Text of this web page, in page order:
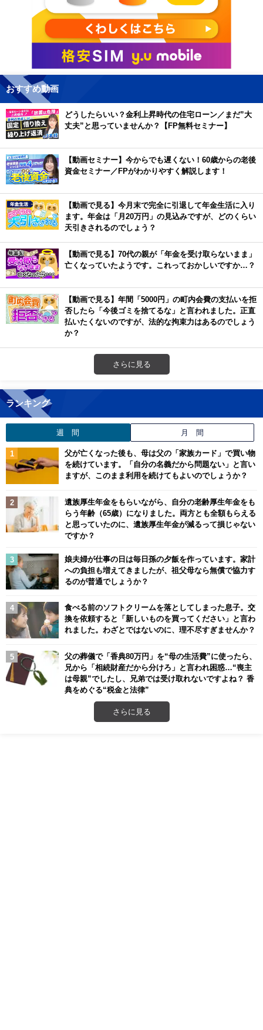
おすすめ動画
どうしたらいい？金利上昇時代の住宅ローン／まだ”大
丈夫”と思っていませんか？【FP無料セミナー】
【動画セミナー】今からでも遅くない！60歳からの老後
資金セミナー／FPがわかりやすく解説します！
【動画で見る】今月末で完全に引退して年金生活に入り
ます。年金は「月20万円」の見込みですが、どのくらい
天引きされるのでしょう？
【動画で見る】70代の親が「年金を受け取らないまま」
亡くなっていたようです。これっておかしいですか…？
【動画で見る】年間「5000円」の町内会費の支払いを拒
否したら「今後ゴミを捨てるな」と言われました。正直
払いたくないのですが、法的な拘束力はあるのでしょう
か？
さらに見る
ランキング
週 間 月 間
父が亡くなった後も、母は父の「家族カード」で買い物
を続けています。「自分の名義だから問題ない」と言い
ますが、このまま利用を続けてもよいのでしょうか？
遺族厚生年金をもらいながら、自分の老齢厚生年金をも
らう年齢（65歳）になりました。両方とも全額もらえる
と思っていたのに、遺族厚生年金が減るって損じゃない
ですか？
娘夫婦が仕事の日は毎日孫の夕飯を作っています。家計
への負担も増えてきましたが、祖父母なら無償で協力す
るのが普通でしょうか？
食べる前のソフトクリームを落としてしまった息子。交
換を依頼すると「新しいものを買ってください」と言わ
れました。わざとではないのに、理不尽すぎませんか？
父の葬儀で「香典80万円」を“母の生活費”に使ったら、
兄から「相続財産だから分けろ」と言われ困惑…“喪主
は母親”でしたし、兄弟では受け取れないですよね？ 香
典をめぐる“税金と法律”
さらに見る